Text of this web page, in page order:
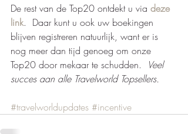
De rest van de Top20 ontdekt u via deze
link.  Daar kunt u ook uw boekingen
blijven registreren natuurlijk, want er is
nog meer dan tijd genoeg om onze
Top20 door mekaar te schudden.
Veel
succes aan alle Travelworld Topsellers.
#travelworldupdates #incentive